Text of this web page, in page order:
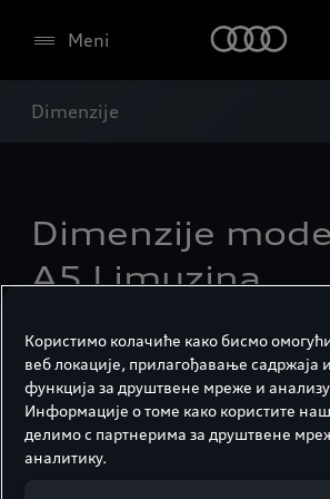
Meni
Dimenzije
Dimenzije
A5 Limuzina.
Користимо колачиће како бисмо
веб локације, прилагођавање садржаја
функција за друштвене мреже и анализу
Информације о томе како користите
делимо с партнерима за друштвене
аналитику.